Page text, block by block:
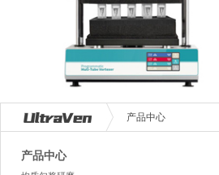
产品中心
产品中心